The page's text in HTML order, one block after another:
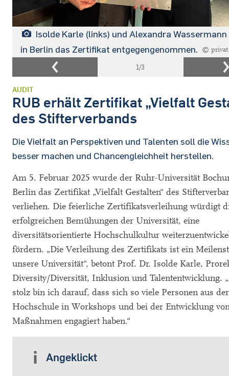
Isolde Karle (links) und Alexandra Wassermann
in Berlin das Zertifikat entgegengenommen.
© privat
1/3
AUDIT
RUB erhält Zertifikat „Vielfalt
des Stifterverbands
Die Vielfalt an Perspektiven und Talenten soll die
besser machen und Chancengleichheit herstellen.
Am 5. Februar 2025 wurde der Ruhr-Universität
Berlin das Zertifikat „Vielfalt Gestalten“ des
verliehen. Die feierliche Zertifikatsverleihung würdigt
erfolgreichen Bemühungen der Universität, eine
diversitätsorientierte Hochschulkultur
fördern. „Die Verleihung des Zertifikats ist ein
unsere Universität“, betont Prof. Dr. Isolde Karle,
Diversity/Diversität, Inklusion und Talententwicklung.
stolz bin ich darauf, dass sich so viele Personen aus der
Hochschule in Workshops und bei der Entwicklung
Maßnahmen engagiert haben.“
Angeklickt